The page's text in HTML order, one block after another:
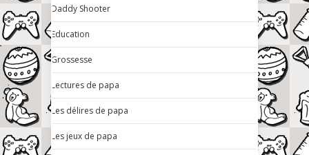
Daddy Shooter
Education
Grossesse
Lectures de papa
Les délires de papa
Les jeux de papa